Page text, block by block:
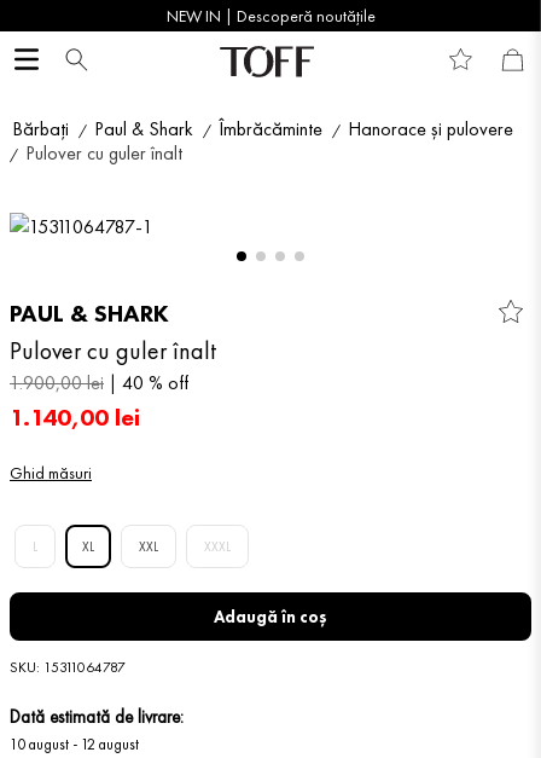
NEW IN | Descoperă noutățile
Bărbați Paul & Shark Îmbrăcăminte
Hanorace și pulovere
Pulover cu guler înalt
PAUL & SHARK
Pulover cu guler înalt
1.900,00lei 40 % off
1.140,00 lei
Ghid măsuri
L XL XXL XXXL
Adaugă în coș
SKU: 15311064787
Dată estimată de livrare:
10 august - 12 august